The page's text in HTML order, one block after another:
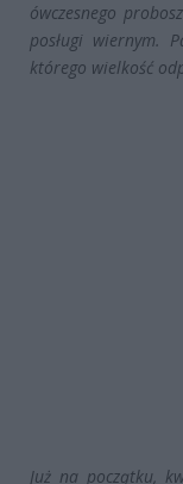
ówczesnego
posługi wiernym.
którego wielkość
Już na początku,